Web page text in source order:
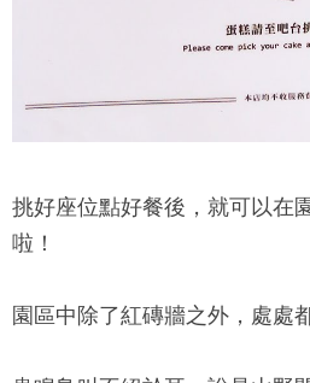
挑好座位點好餐後，就可以在
啦！
園區中除了紅磚牆之外，處處